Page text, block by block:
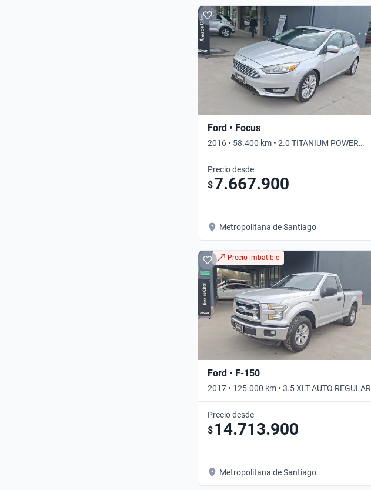
Ford • Focus
2016 • 58.400 km • 2.0 TITANIUM POWER
SHIFT • Automático
Precio desde
$7.667.900
Metropolitana de Santiago
Precio imbatible
Ford • F-150
2017 • 125.000 km • 3.5 XLT AUTO REGULAR
CAB • Automático
Precio desde
$ 14.713.900
Metropolitana de Santiago